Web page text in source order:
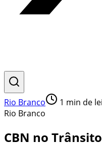
Rio Branco 1 min de
Rio Branco
CBN no